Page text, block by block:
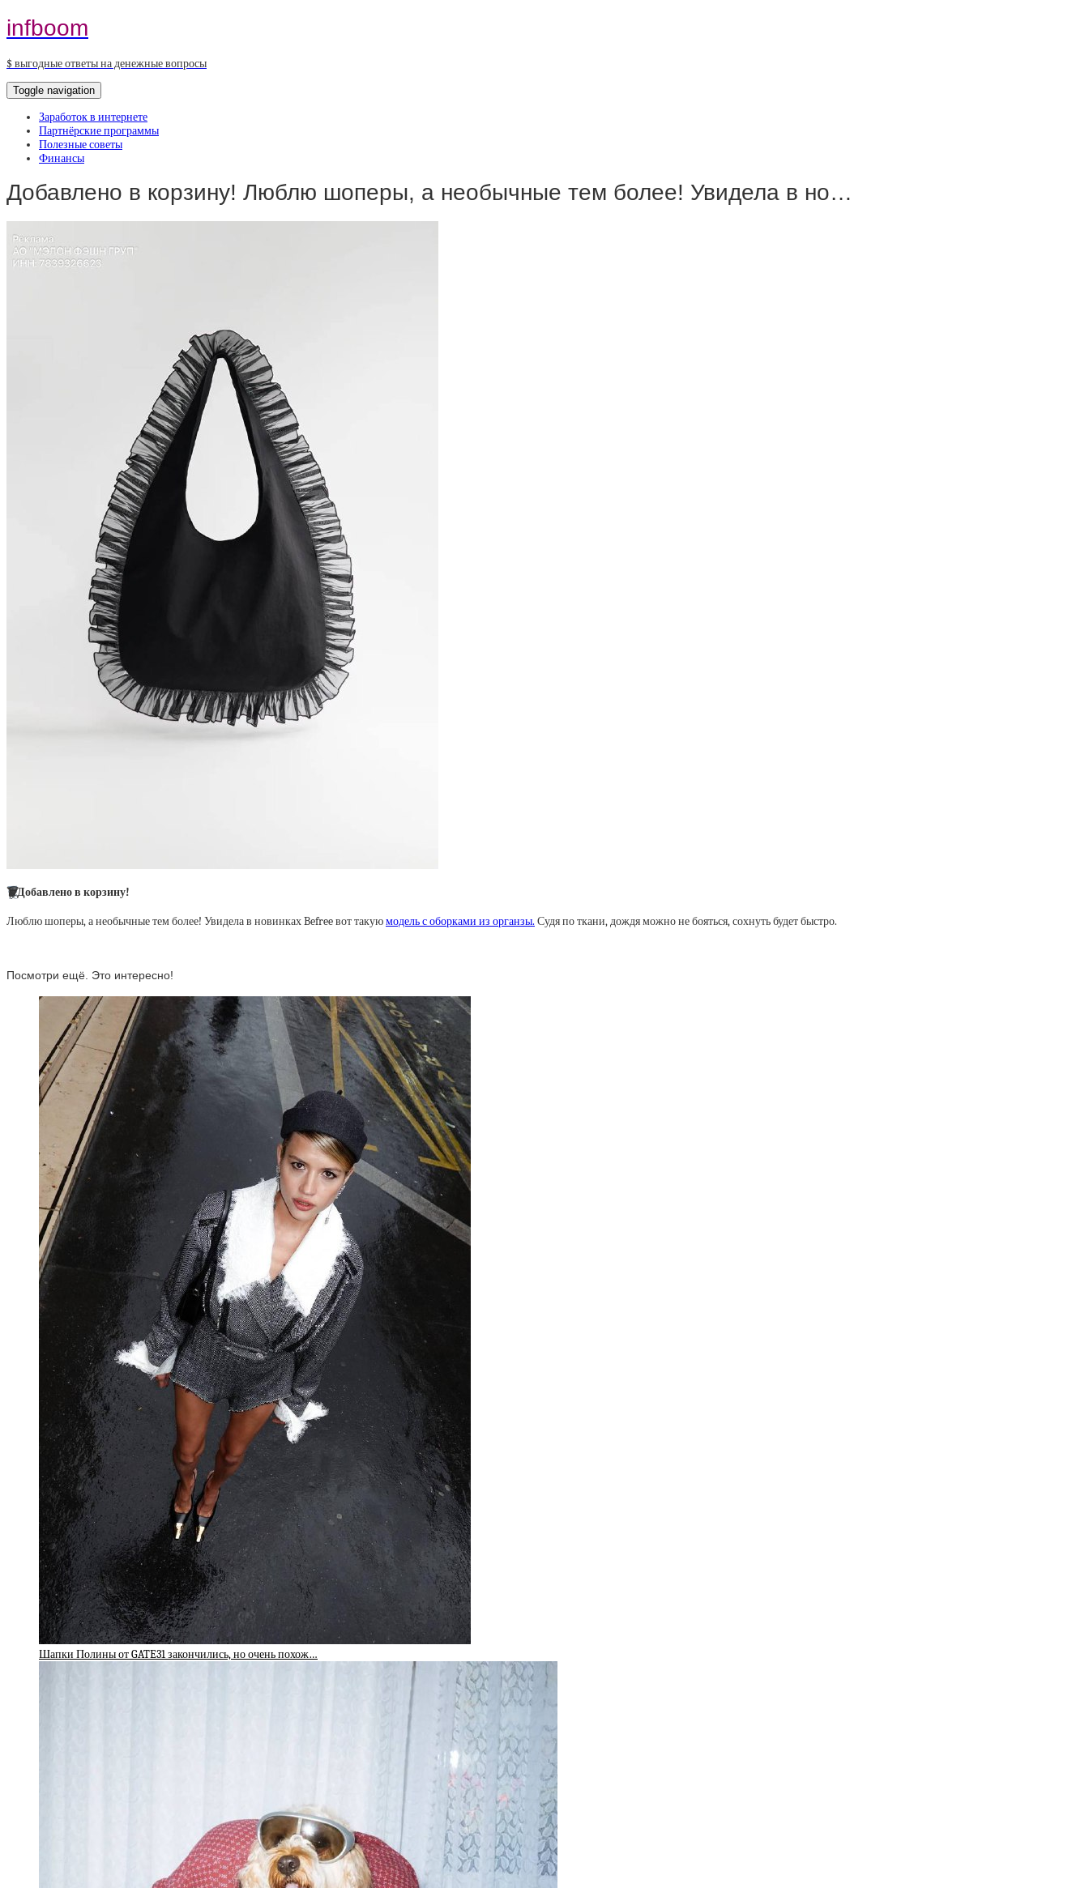
infboom
$ выгодные ответы на денежные вопросы
Toggle navigation
Заработок в интернете
Партнёрские программы
Полезные советы
Финансы
Добавлено в корзину! Люблю шоперы, а необычные тем более! Увидела в но…
🗑Добавлено в корзину!
Люблю шоперы, а необычные тем более! Увидела в новинках Befree вот такуюмодель с оборками из органзы. Судя по ткани, дождя можно не бояться, сохнуть будет быстро.
Посмотри ещё. Это интересно!
Шапки Полины от GATE31 закончились, но очень похож…